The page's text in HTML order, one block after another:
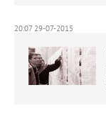
20:07 29-07-2015